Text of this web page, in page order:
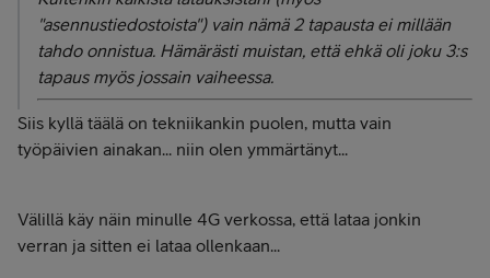
"asennustiedostoista") vain nämä 2 tapausta ei millään
tahdo onnistua. Hämärästi muistan, että ehkä oli joku 3:s
tapaus myös jossain vaiheessa.
Siis kyllä täälä on tekniikankin puolen, mutta vain
työpäivien ainakan... niin olen ymmärtänyt...
Välillä käy näin minulle 4G verkossa, että lataa jonkin
verran ja sitten ei lataa ollenkaan...